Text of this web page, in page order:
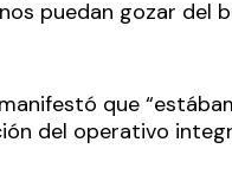
puedan gozar del
que
del operativo